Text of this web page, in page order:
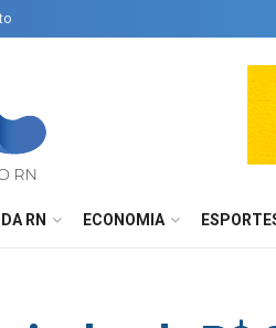
RN ECONOMIA